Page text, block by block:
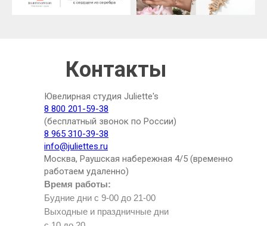
Время работы:
Будние дни с 9-00 до 21-00
Выходные и праздничные дни
Ювелирная студия Juliette's
8 800 201-59-38
(бесплатный звонок по России)
8 965 310-39-38
info@juliettes.ru
Москва, Раушская набережная 4/5 (временно
работаем удаленно)
Контакты